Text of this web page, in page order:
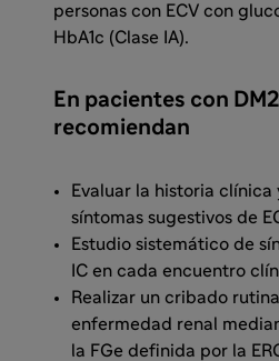
personas con ECV con
HbA1c (Clase IA).
En pacientes con
recomiendan
Evaluar la historia
síntomas sugestivos de
Estudio sistemático de
IC en cada encuentro
Realizar un cribado
enfermedad renal
la FGe definida por la